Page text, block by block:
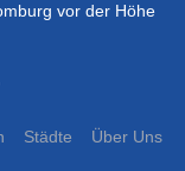
vor der Höhe
Städte Über Uns